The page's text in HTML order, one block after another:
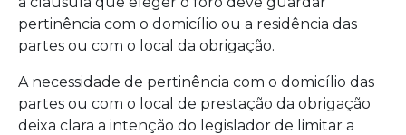
pertinência com o domicílio ou a residência das
partes ou com o local da obrigação.
A necessidade de pertinência com o domicílio das
partes ou com o local de prestação da obrigação
deixa clara a intenção do legislador de limitar a